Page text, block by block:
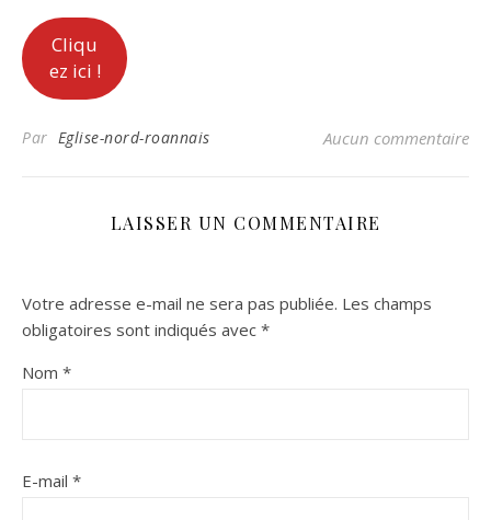
Cliqu
ez ici !
Par Eglise-nord-roannais Aucun commentaire
LAISSER UN COMMENTAIRE
Votre adresse e-mail ne sera pas publiée. Les champs
obligatoires sont indiqués avec *
Nom *
E-mail *